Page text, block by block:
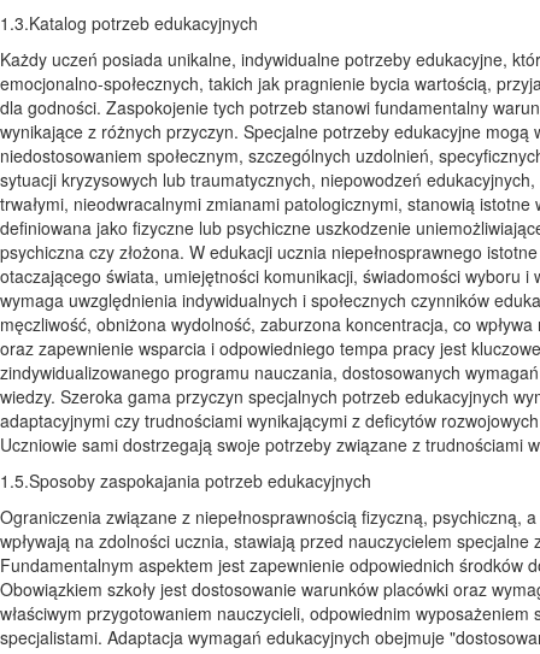
1.3.Katalog potrzeb edukacyjnych
Każdy uczeń posiada unikalne, indywidualne potrzeby edukacyjne,
emocjonalno-społecznych, takich jak pragnienie bycia wartością,
dla godności. Zaspokojenie tych potrzeb stanowi fundamentalny
wynikające z różnych przyczyn. Specjalne potrzeby edukacyjne
niedostosowaniem społecznym, szczególnych uzdolnień,
sytuacji kryzysowych lub traumatycznych, niepowodzeń
trwałymi, nieodwracalnymi zmianami patologicznymi, stanowią
definiowana jako fizyczne lub psychiczne uszkodzenie
psychiczna czy złożona. W edukacji ucznia niepełnosprawnego
otaczającego świata, umiejętności komunikacji, świadomości wyboru
wymaga uwzględnienia indywidualnych i społecznych czynników
męczliwość, obniżona wydolność, zaburzona koncentracja, co
oraz zapewnienie wsparcia i odpowiedniego tempa pracy jest
zindywidualizowanego programu nauczania, dostosowanych
wiedzy. Szeroka gama przyczyn specjalnych potrzeb edukacyjnych
adaptacyjnymi czy trudnościami wynikającymi z deficytów
Uczniowie sami dostrzegają swoje potrzeby związane z
1.5.Sposoby zaspokajania potrzeb edukacyjnych
Ograniczenia związane z niepełnosprawnością fizyczną, psychiczną,
wpływają na zdolności ucznia, stawiają przed nauczycielem
Fundamentalnym aspektem jest zapewnienie odpowiednich środków
Obowiązkiem szkoły jest dostosowanie warunków placówki oraz
właściwym przygotowaniem nauczycieli, odpowiednim
specjalistami. Adaptacja wymagań edukacyjnych obejmuje